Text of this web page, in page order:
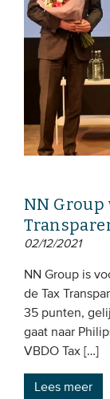
NN Group
02/12/2021
NN Group is
de Tax
35 punten,
gaat naar
VBDO Tax […]
Lees meer